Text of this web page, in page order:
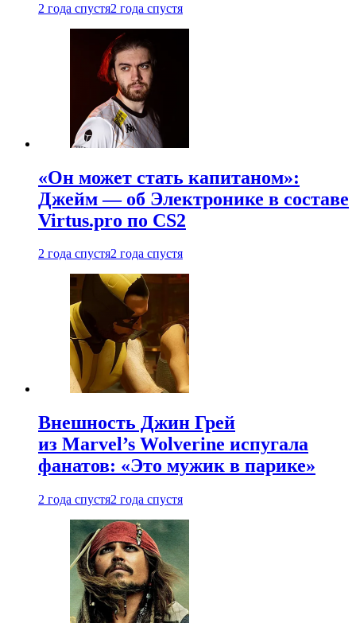
2 года спустя2 года спустя
«Он может стать капитаном»:
Джейм — об Электронике в составе
Virtus.pro по CS2
2 года спустя2 года спустя
Внешность Джин Грей
из Marvel’s Wolverine испугала
фанатов: «Это мужик в парике»
2 года спустя2 года спустя